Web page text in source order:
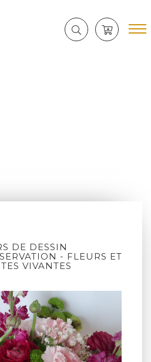
DE DESSIN
- FLEURS ET
VIVANTES